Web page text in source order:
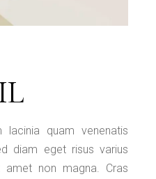
lacinia quam venenatis
diam eget risus varius
non magna. Cras